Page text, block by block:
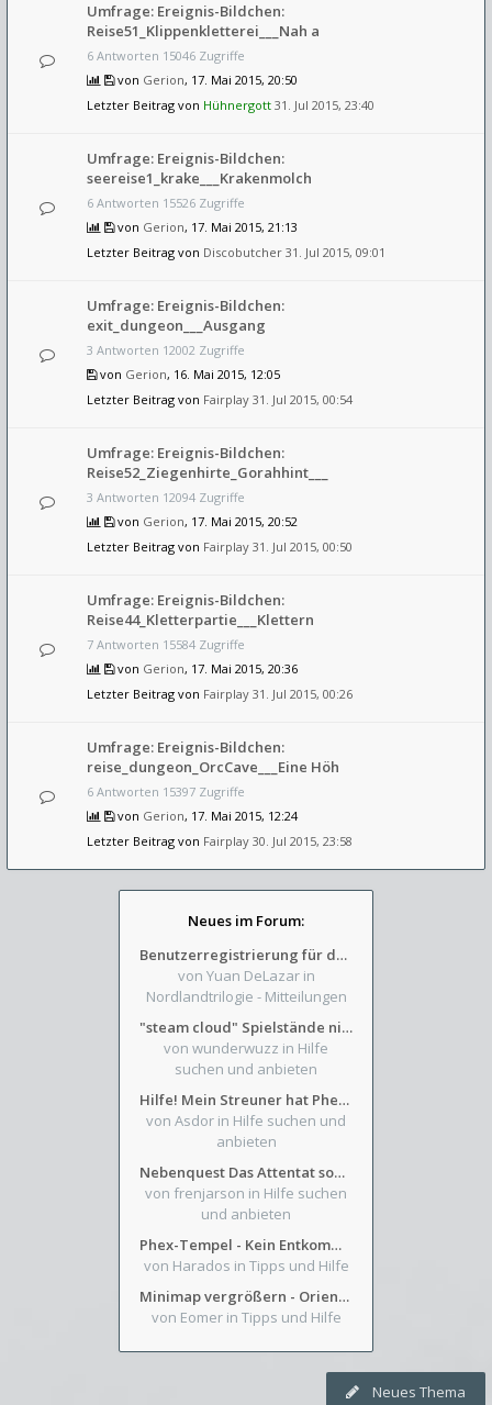
Umfrage: Ereignis-Bildchen:
Reise51_Klippenkletterei___Nah a
6 Antworten 15046 Zugriffe
von Gerion, 17. Mai 2015, 20:50
Letzter Beitrag von Hühnergott 31. Jul 2015, 23:40
Umfrage: Ereignis-Bildchen:
seereise1_krake___Krakenmolch
6 Antworten 15526 Zugriffe
von Gerion, 17. Mai 2015, 21:13
Letzter Beitrag von Discobutcher 31. Jul 2015, 09:01
Umfrage: Ereignis-Bildchen:
exit_dungeon___Ausgang
3 Antworten 12002 Zugriffe
von Gerion, 16. Mai 2015, 12:05
Letzter Beitrag von Fairplay 31. Jul 2015, 00:54
Umfrage: Ereignis-Bildchen:
Reise52_Ziegenhirte_Gorahhint___
3 Antworten 12094 Zugriffe
von Gerion, 17. Mai 2015, 20:52
Letzter Beitrag von Fairplay 31. Jul 2015, 00:50
Umfrage: Ereignis-Bildchen:
Reise44_Kletterpartie___Klettern
7 Antworten 15584 Zugriffe
von Gerion, 17. Mai 2015, 20:36
Letzter Beitrag von Fairplay 31. Jul 2015, 00:26
Umfrage: Ereignis-Bildchen:
reise_dungeon_OrcCave___Eine Höh
6 Antworten 15397 Zugriffe
von Gerion, 17. Mai 2015, 12:24
Letzter Beitrag von Fairplay 30. Jul 2015, 23:58
Neues im Forum:
Benutzerregistrierung für das SchickHD-/SchweifHD-Forum gesperrt
von Yuan DeLazar in
Nordlandtrilogie - Mitteilungen
"steam cloud" Spielstände nicht verfügbar
von wunderwuzz in Hilfe
suchen und anbieten
Hilfe! Mein Streuner hat Phexens Gunst verloren...
von Asdor in Hilfe suchen und
anbieten
Nebenquest Das Attentat sowie Beilunker Reiter und zwei kleine Ausrüstungsfragen
von frenjarson in Hilfe suchen
und anbieten
Phex-Tempel - Kein Entkommen aus Weinkeller/Bibliothek Trakt
von Harados in Tipps und Hilfe
Minimap vergrößern - Orientierung in Blutzinnen
von Eomer in Tipps und Hilfe
Neues Thema